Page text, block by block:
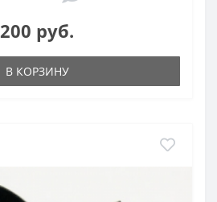
200 руб.
В КОРЗИНУ